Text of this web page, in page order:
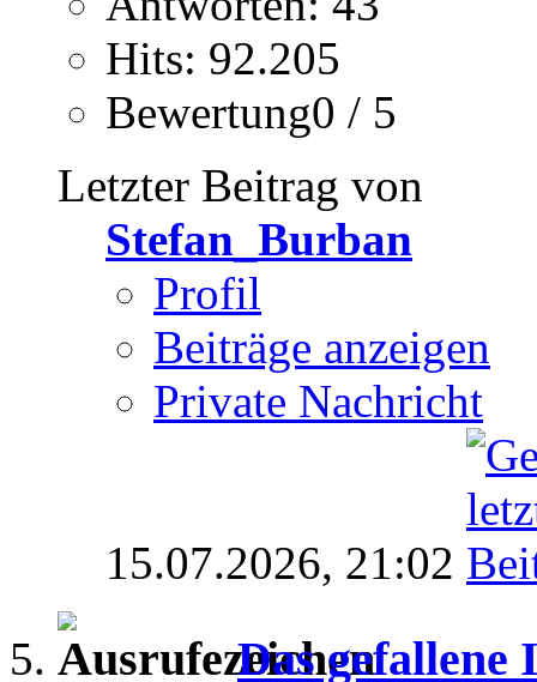
Hits: 92.205
Bewertung0 / 5
Letzter Beitrag von
Stefan_Burban
Profil
Beiträge anzeigen
Private Nachricht
15.07.2026, 21:02
Das